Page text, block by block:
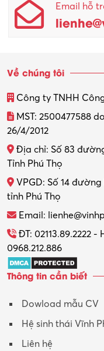
Email hỗ
Về chúng tôi
Công ty TNHH
MST: 2500477588
26/4/2012
Địa chỉ: Số 83
Tỉnh Phú Thọ
VPGD: Số 14
tỉnh Phú Thọ
Email:
ĐT: 02113.89.2222
0968.212.886
Thông tin cần biết
Dowload mẫu CV
Hệ sinh thái Vĩnh
Liên hệ